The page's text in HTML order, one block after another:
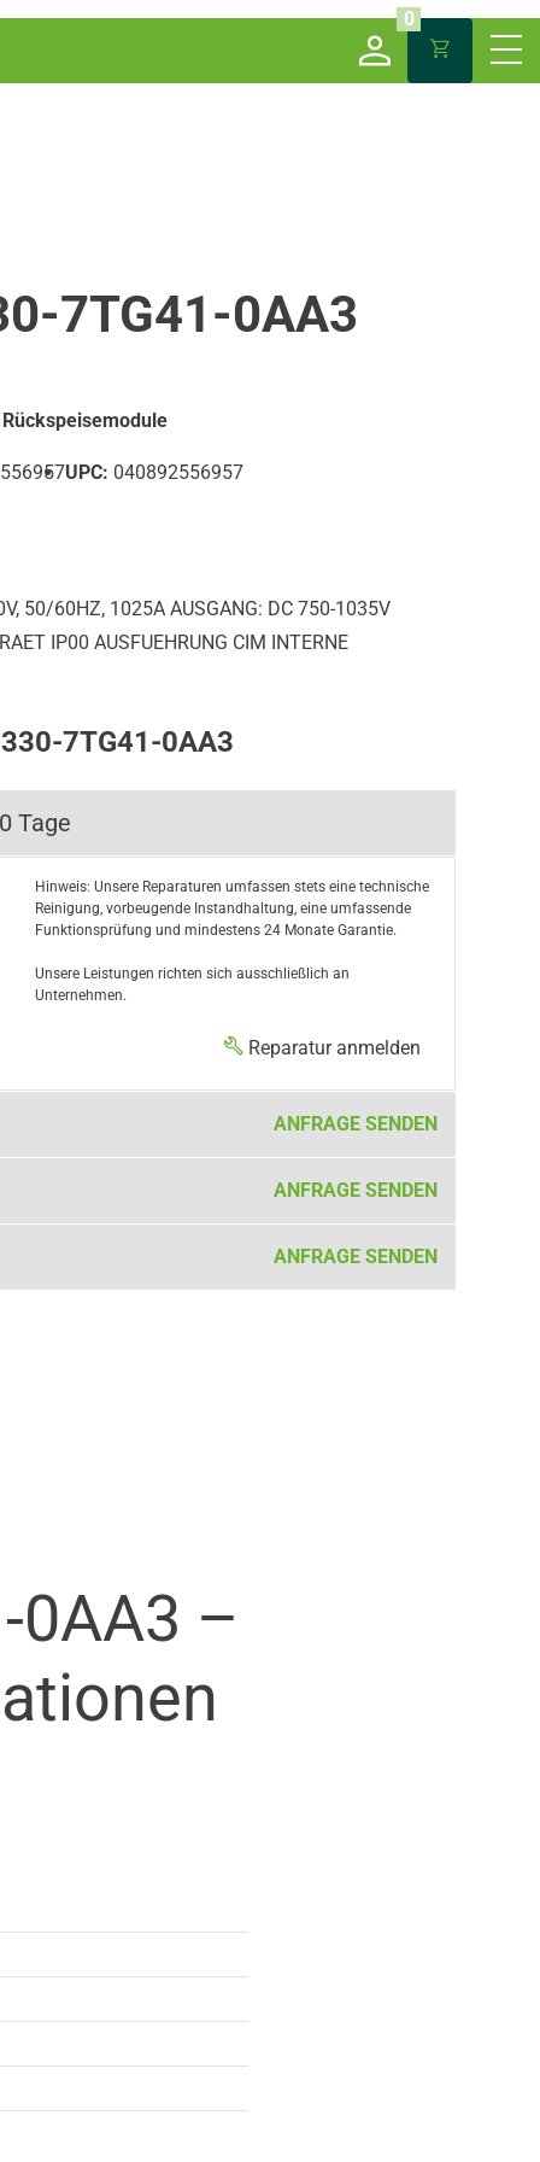
0
7TG41-0AA3
UPC: 040892556957
50/60HZ, 1025A AUSGANG: DC 750-1035V
IP00 AUSFUEHRUNG CIM INTERNE
7TG41-0AA3
Tage
Hinweis: Unsere Reparaturen umfassen stets eine technische
Reinigung, vorbeugende Instandhaltung, eine umfassende
Funktionsprüfung und mindestens 24 Monate Garantie.
Unsere Leistungen richten sich ausschließlich an
Unternehmen.
Reparatur anmelden
ANFRAGE SENDEN
ANFRAGE SENDEN
ANFRAGE SENDEN
0AA3 –